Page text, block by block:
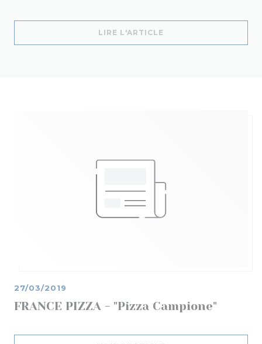
LIRE L'ARTICLE
FRANCE PIZZA - "Pizza Campione"
27/03/2019